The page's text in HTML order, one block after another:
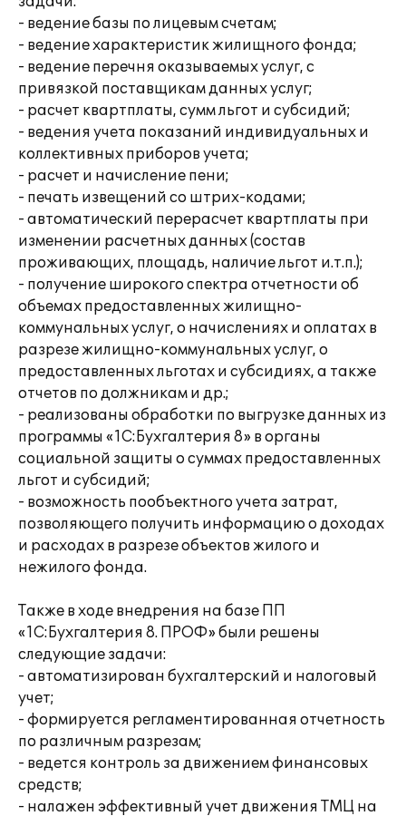
- ведение базы по лицевым счетам;
- ведение характеристик жилищного фонда;
- ведение перечня оказываемых услуг, с
привязкой поставщикам данных услуг;
- расчет квартплаты, сумм льгот и субсидий;
- ведения учета показаний индивидуальных и
коллективных приборов учета;
- расчет и начисление пени;
- печать извещений со штрих-кодами;
- автоматический перерасчет квартплаты при
изменении расчетных данных (состав
проживающих, площадь, наличие льгот и.т.п.);
- получение широкого спектра отчетности об
объемах предоставленных жилищно-
коммунальных услуг, о начислениях и оплатах в
разрезе жилищно-коммунальных услуг, о
предоставленных льготах и субсидиях, а также
отчетов по должникам и др.;
- реализованы обработки по выгрузке данных из
программы «1С:Бухгалтерия 8» в органы
социальной защиты о суммах предоставленных
льгот и субсидий;
- возможность пообъектного учета затрат,
позволяющего получить информацию о доходах
и расходах в разрезе объектов жилого и
нежилого фонда.
Также в ходе внедрения на базе ПП
«1С:Бухгалтерия 8. ПРОФ» были решены
следующие задачи:
- автоматизирован бухгалтерский и налоговый
учет;
- формируется регламентированная отчетность
по различным разрезам;
- ведется контроль за движением финансовых
средств;
- налажен эффективный учет движения ТМЦ на